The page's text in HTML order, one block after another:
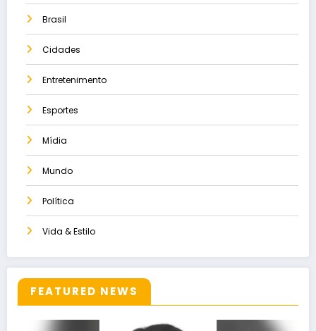
Brasil
Cidades
Entretenimento
Esportes
Mídia
Mundo
Política
Vida & Estilo
FEATURED NEWS